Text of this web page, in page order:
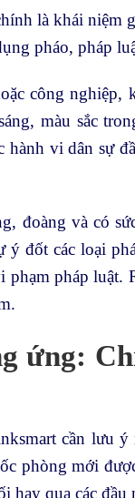
là khái niệm
pháo, pháp
công
màu sắc
vi dân sự
đoàng và có
đốt các loại
pháp luật.
ứng:
cần lưu ý
phòng mới
hay qua các